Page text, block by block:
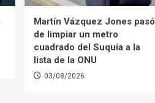
Martín Vázquez Jones pasó
de limpiar un metro
cuadrado del Suquía a la
lista de la ONU
03/08/2026